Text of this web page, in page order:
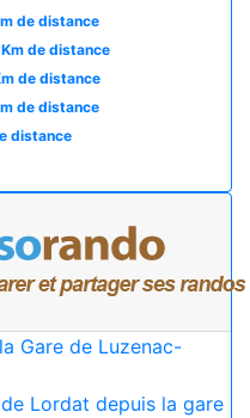
de distance
de distance
de distance
de distance
distance
Gare de Luzenac-
Lordat depuis la gare